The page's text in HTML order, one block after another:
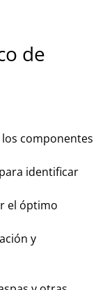
de
componentes
identificar
el óptimo
y